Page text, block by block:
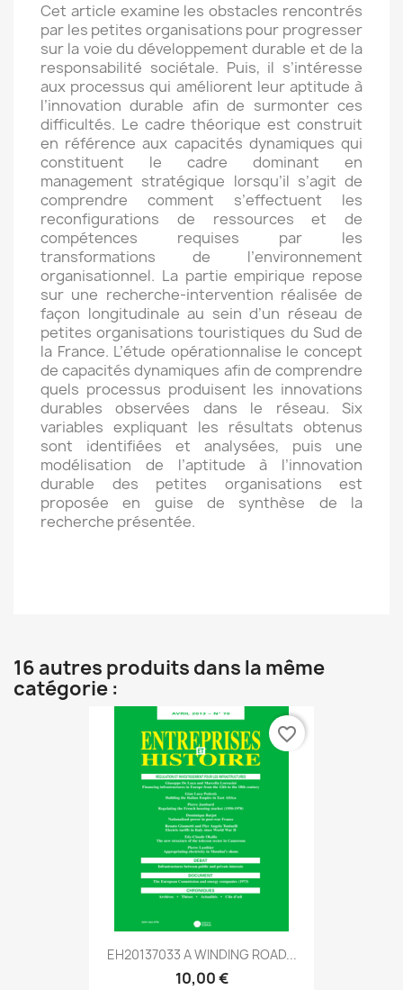
Cet article examine les obstacles rencontrés
par les petites organisations pour progresser
sur la voie du développement durable et de la
responsabilité sociétale. Puis, il s’intéresse
aux processus qui améliorent leur aptitude à
l’innovation durable afin de surmonter ces
difficultés. Le cadre théorique est construit
en référence aux capacités dynamiques qui
constituent le cadre dominant en
management stratégique lorsqu’il s’agit de
comprendre comment s’effectuent les
reconfigurations de ressources et de
compétences requises par les
transformations de l’environnement
organisationnel. La partie empirique repose
sur une recherche-intervention réalisée de
façon longitudinale au sein d’un réseau de
petites organisations touristiques du Sud de
la France. L’étude opérationnalise le concept
de capacités dynamiques afin de comprendre
quels processus produisent les innovations
durables observées dans le réseau. Six
variables expliquant les résultats obtenus
sont identifiées et analysées, puis une
modélisation de l’aptitude à l’innovation
durable des petites organisations est
proposée en guise de synthèse de la
recherche présentée.
16 autres produits dans la même
catégorie :
EH20137033 A WINDING ROAD...
10,00 €
favorite_border